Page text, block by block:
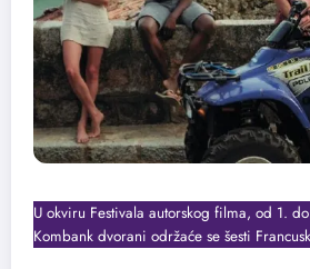
U okviru Festivala autorskog filma, od 1.
Kombank dvorani održaće se šesti